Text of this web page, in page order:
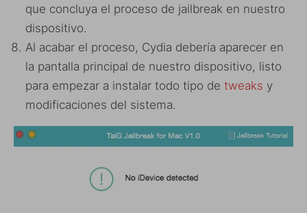
que concluya el proceso de jailbreak en nuestro
dispositivo.
Al acabar el proceso, Cydia debería aparecer en
la pantalla principal de nuestro dispositivo, listo
para empezar a instalar todo tipo de tweaks y
modificaciones del sistema.